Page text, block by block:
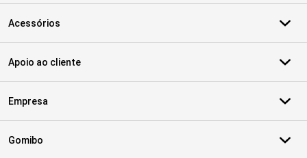
Acessórios
Apoio ao cliente
Empresa
Gomibo